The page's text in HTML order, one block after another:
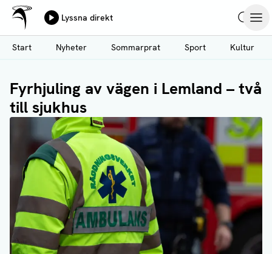
Hoppa
till
huvudinnehåll
Ålands Radio & TV
Lyssna direkt
Start
Nyheter Sommarprat Sport Kultur
Fyrhjuling av vägen i Lemland – två
till sjukhus